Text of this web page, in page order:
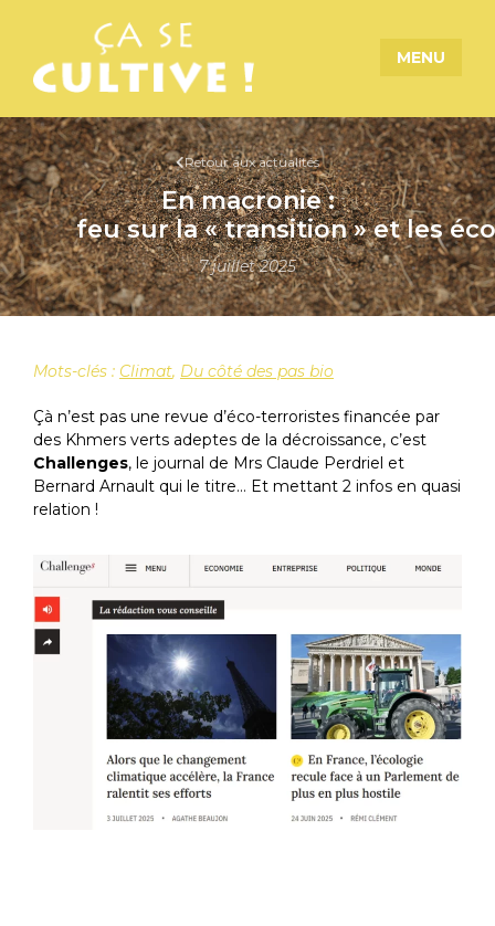
MENU
Retour aux actualités
En macronie :
feu sur la « transition » et les
7 juillet 2025
Mots-clés : Climat, Du côté des pas bio
Çà n’est pas une revue d’éco-terroristes financée par
des Khmers verts adeptes de la décroissance, c’est
Challenges, le journal de Mrs Claude Perdriel et
Bernard Arnault qui le titre… Et mettant 2 infos en quasi
relation !